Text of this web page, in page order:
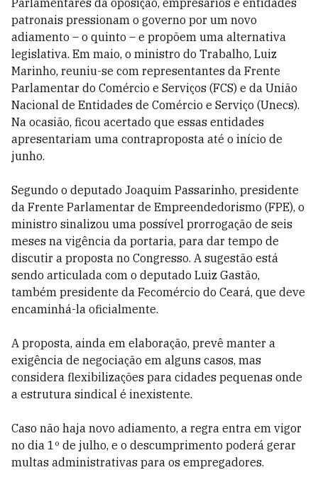
Parlamentares da oposição, empresários e entidades
patronais pressionam o governo por um novo
adiamento – o quinto – e propõem uma alternativa
legislativa. Em maio, o ministro do Trabalho, Luiz
Marinho, reuniu-se com representantes da Frente
Parlamentar do Comércio e Serviços (FCS) e da União
Nacional de Entidades de Comércio e Serviço (Unecs).
Na ocasião, ficou acertado que essas entidades
apresentariam uma contraproposta até o início de
junho.
Segundo o deputado Joaquim Passarinho, presidente
da Frente Parlamentar de Empreendedorismo (FPE), o
ministro sinalizou uma possível prorrogação de seis
meses na vigência da portaria, para dar tempo de
discutir a proposta no Congresso. A sugestão está
sendo articulada com o deputado Luiz Gastão,
também presidente da Fecomércio do Ceará, que deve
encaminhá-la oficialmente.
A proposta, ainda em elaboração, prevê manter a
exigência de negociação em alguns casos, mas
considera flexibilizações para cidades pequenas onde
a estrutura sindical é inexistente.
Caso não haja novo adiamento, a regra entra em vigor
no dia 1º de julho, e o descumprimento poderá gerar
multas administrativas para os empregadores.